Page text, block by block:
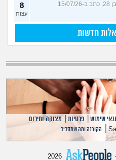
(אנונימי, בן 28, כתב ב-15/07/26
8
עצות
חדשות
שימוש |פרטיות |מצוקה וחירום
| הקורנה ומה שמסביב
2026